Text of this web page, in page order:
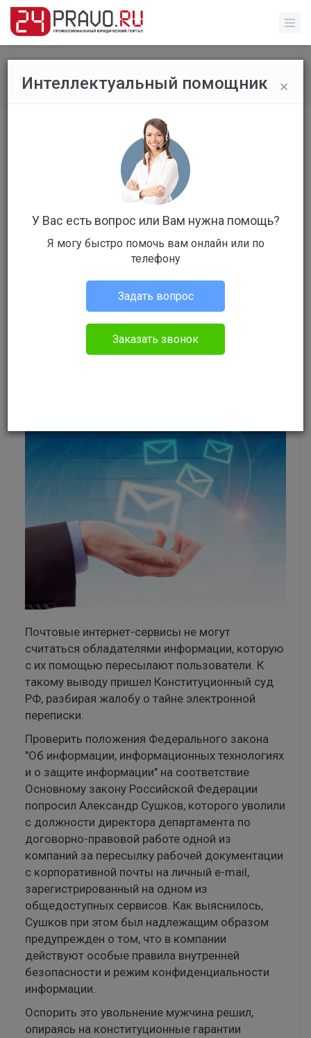
Все публикации / Без указания категории
Почтовые интернет-сервисы не
могут считаться обладателями
информации, которую с их помощью
пересылают пользователи. К такому
выводу пришел Конституционный
суд РФ, разбирая жалобу о тайне
электронной переписки.
Администрация портала
Почтовые интернет-сервисы не могут
считаться обладателями информации, которую
с их помощью пересылают пользователи. К
такому выводу пришел Конституционный суд
РФ, разбирая жалобу о тайне электронной
переписки.
Проверить положения Федерального закона
"Об информации, информационных технологиях
и о защите информации" на соответствие
Основному закону Российской Федерации
попросил Александр Сушков, которого уволили
с должности директора департамента по
договорно-правовой работе одной из
компаний за пересылку рабочей документации
с корпоративной почты на личный e-mail,
зарегистрированный на одном из
общедоступных сервисов. Как выяснилось,
Сушков при этом был надлежащим образом
предупрежден о том, что в компании
действуют особые правила внутренней
безопасности и режим конфиденциальности
информации.
Оспорить это увольнение мужчина решил,
опираясь на конституционные гарантии
×
Интеллектуальный помощник
У Вас есть вопрос или Вам нужна помощь?
Я могу быстро помочь вам онлайн или по
телефону
Задать вопрос
Заказать звонок